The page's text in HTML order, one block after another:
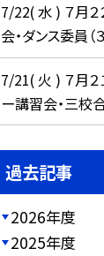
7/22( 水 ) ７月
会・ダンス委員（
7/21( 火 ) ７月
ー講習会・三校
過去記事
2026年度
2025年度